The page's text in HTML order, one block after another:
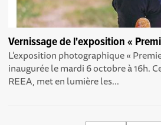
Vernissage de l'exposition «
L’exposition photographique «
inaugurée le mardi 6 octobre à 16h.
REEA, met en lumière les...